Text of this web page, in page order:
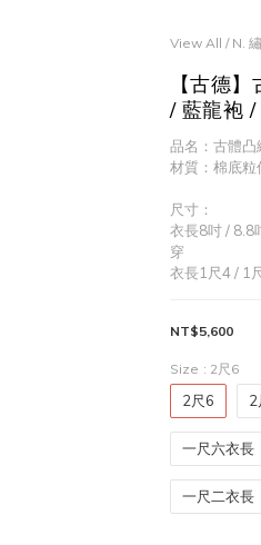
View All / N.
【古德
/ 藍龍袍 /
品名：古體凸
材質：棉底粒
尺寸：
衣長8吋 / 8.8
穿
衣長1尺4 / 1
NT$5,600
Size : 2尺6
2尺6 2
一尺六衣長
一尺二衣長